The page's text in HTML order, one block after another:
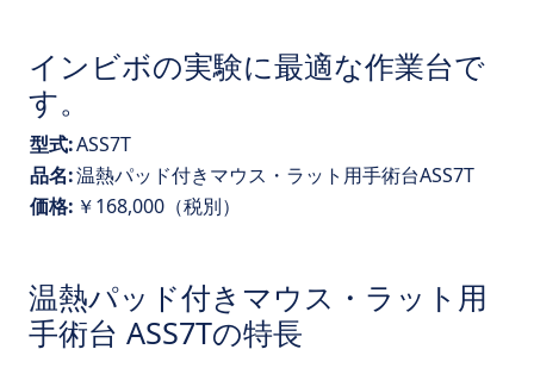
インビボの実験に最適な作業台で
す。
型式:ASS7T
品名:温熱パッド付きマウス・ラット用手術台ASS7T
価格: ￥168,000（税別）
温熱パッド付きマウス・ラット用
手術台 ASS7Tの特長